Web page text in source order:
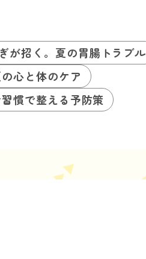
が招く。夏の胃腸トラブル
心と体のケア
慣で整える予防策